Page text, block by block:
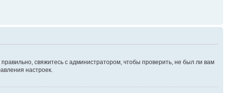
свяжитесь с администратором, чтобы проверить, не был ли вам
настроек.